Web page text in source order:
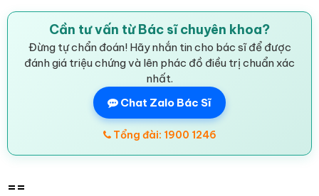
Cần tư vấn từ Bác sĩ chuyên khoa?
Đừng tự chẩn đoán! Hãy nhắn tin cho bác sĩ để được
đánh giá triệu chứng và lên phác đồ điều trị chuẩn xác
nhất.
Chat Zalo Bác Sĩ
Tổng đài: 1900 1246
==